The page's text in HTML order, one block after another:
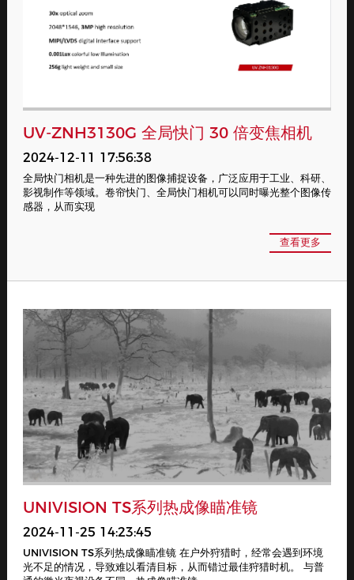
UV-ZNH3130G 全局快门 30 倍变焦相机
2024-12-11 17:56:38
全局快门相机是一种先进的图像捕捉设备，广泛应用于工业、科研、
影视制作等领域。卷帘快门、全局快门相机可以同时曝光整个图像传
感器，从而实现
查看更多
UNIVISION TS系列热成像瞄准镜
2024-11-25 14:23:45
UNIVISION TS系列热成像瞄准镜 在户外狩猎时，经常会遇到环境
光不足的情况，导致难以看清目标，从而错过最佳狩猎时机。 与普